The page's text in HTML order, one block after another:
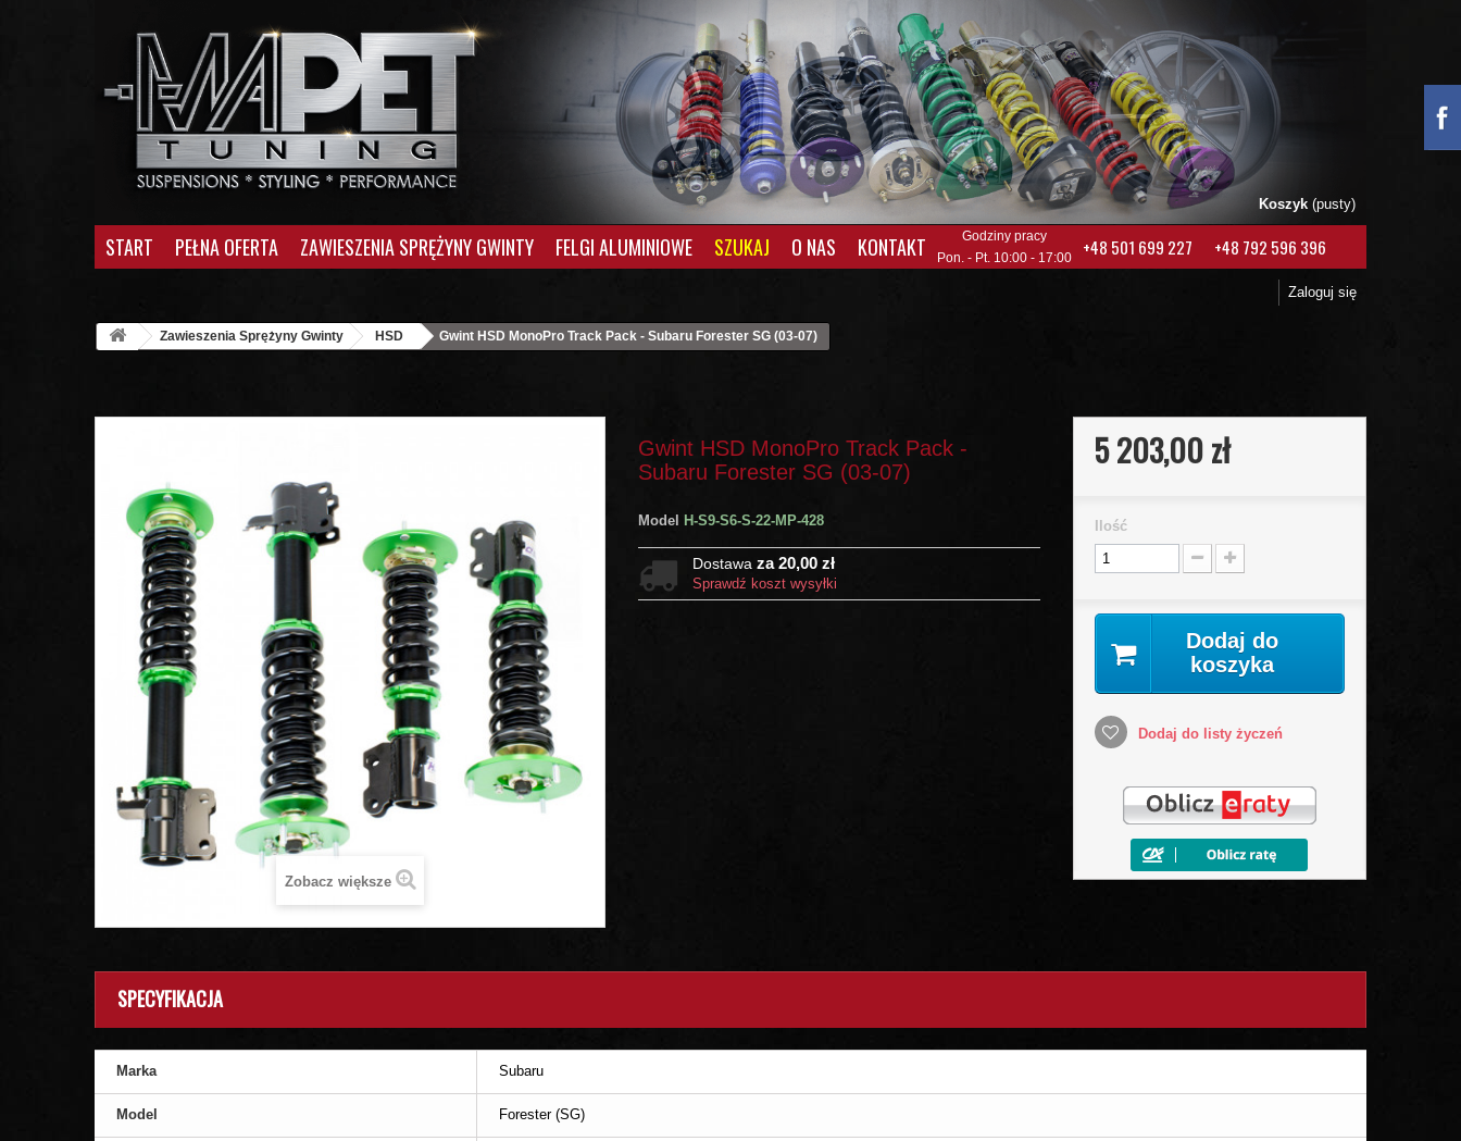
Koszyk (pusty)
START PEŁNA OFERTA ZAWIESZENIA SPRĘŻYNY GWINTY FELGI ALUMINIOWE SZUKAJ O NAS KONTAKT
Godziny pracy
Pon. - Pt. 10:00 - 17:00
+48 501 699 227 +48 792 596 396
Zaloguj się
Zawieszenia Sprężyny Gwinty HSD Gwint HSD MonoPro Track Pack - Subaru Forester SG (03-07)
Zobacz większe
Gwint HSD MonoPro Track Pack -
Subaru Forester SG (03-07)
Model H-S9-S6-S-22-MP-428
Dostawa za 20,00 zł
Sprawdź koszt wysyłki
5 203,00 zł
Ilość
Dodaj do
koszyka
Dodaj do listy życzeń
SPECYFIKACJA
Marka Subaru
Model Forester (SG)